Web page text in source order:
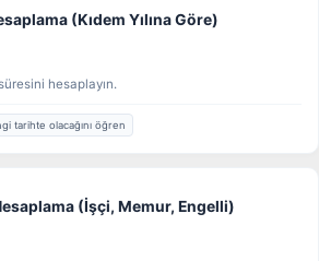
(Kıdem Yılına Göre)
hesaplayın.
tarihte olacağını öğren
(İşçi, Memur, Engelli)